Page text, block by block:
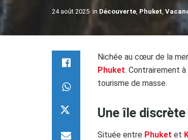
24 août 2025 in Découverte, Phuket,
Nichée au cœur de la mer
Phuket. Contrairement
tourisme de masse.
Une île
Située entre Phuket et